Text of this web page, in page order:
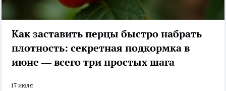
Как заставить перцы быстро набрать
плотность: секретная подкормка в
июне — всего три простых шага
17 июля